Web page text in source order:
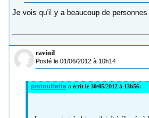
Je vois qu'il y a beaucoup de
ravinil
Posté le 01/06/2012 à 10h14
pistouflette a écrit le 30/05/2012 à 13h56: